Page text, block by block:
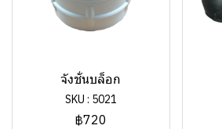
จังชั่นบล็อก
SKU : 5021
฿720